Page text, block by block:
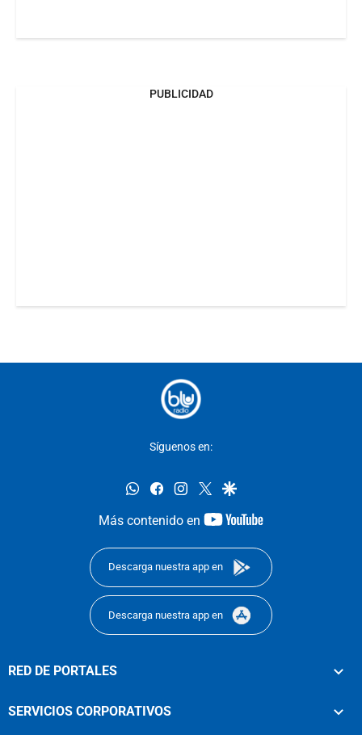
PUBLICIDAD
Síguenos en:
whatsappfacebookinstagram
twittergoogle
Más contenido en
youtube-
Descarga nuestra app en
Descarga nuestra app en
RED DE PORTALES
SERVICIOS CORPORATIVOS